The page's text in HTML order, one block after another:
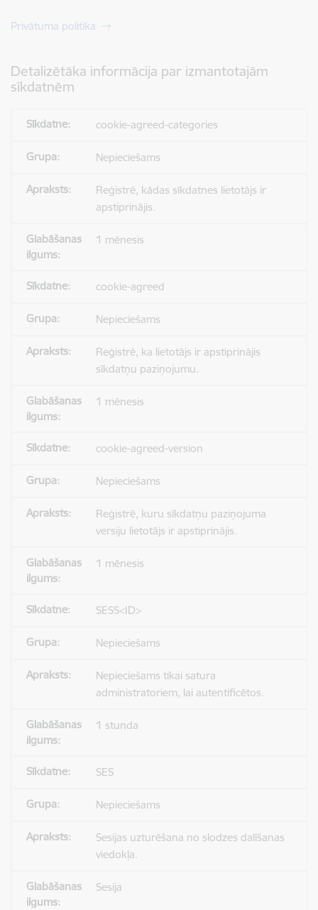
Privātuma politika
Detalizētāka informācija par izmantotajām
sīkdatnēm
cookie-agreed-categories
Nepieciešams
Reģistrē, kādas sīkdatnes lietotājs ir
apstiprinājis.
1 mēnesis
cookie-agreed
Nepieciešams
Reģistrē, ka lietotājs ir apstiprinājis
sīkdatņu paziņojumu.
1 mēnesis
cookie-agreed-version
Nepieciešams
Reģistrē, kuru sīkdatņu paziņojuma
versiju lietotājs ir apstiprinājis.
1 mēnesis
SESS<ID>
Nepieciešams
Nepieciešams tikai satura
administratoriem, lai autentificētos.
1 stunda
SES
Nepieciešams
Sesijas uzturēšana no slodzes dalīšanas
viedokļa.
Sesija